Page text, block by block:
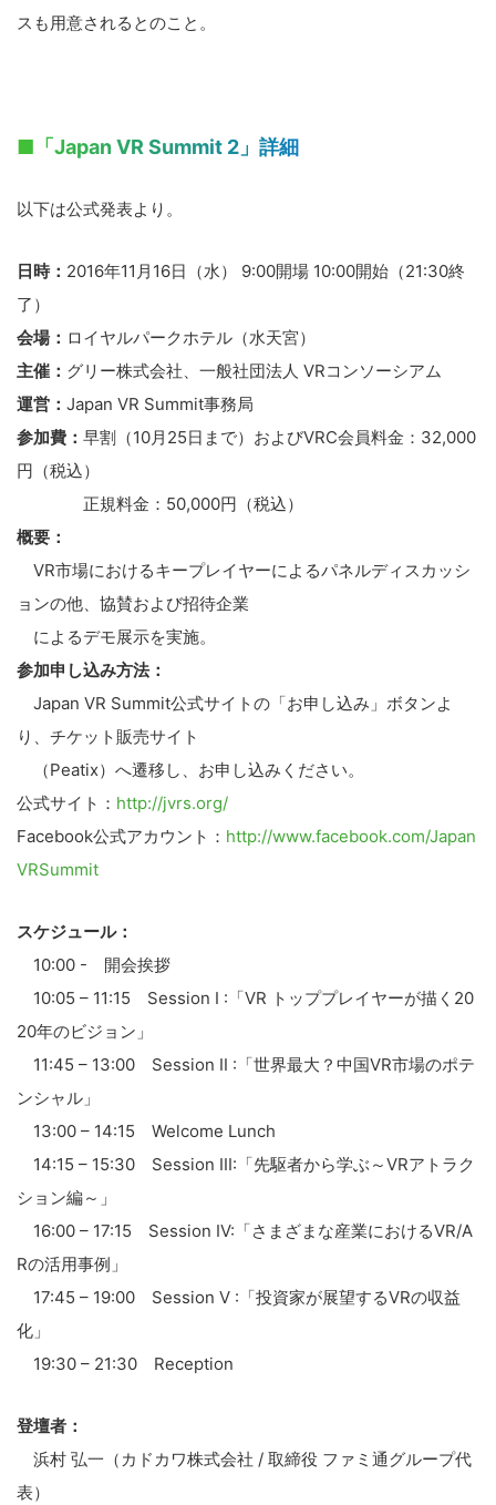
スも用意されるとのこと。
■「Japan VR Summit 2」詳細
以下は公式発表より。
日時： 2016年11月16日（水） 9:00開場 10:00開始（21:30終
了）
会場： ロイヤルパークホテル（水天宮）
主催： グリー株式会社、一般社団法人 VRコンソーシアム
運営： Japan VR Summit事務局
参加費： 早割（10月25日まで）およびVRC会員料金：32,000
円（税込）
正規料金：50,000円（税込）
概要：
VR市場におけるキープレイヤーによるパネルディスカッシ
ョンの他、協賛および招待企業
によるデモ展示を実施。
参加申し込み方法：
Japan VR Summit公式サイトの「お申し込み」ボタンよ
り、チケット販売サイト
（Peatix）へ遷移し、お申し込みください。
公式サイト： http://jvrs.org/
Facebook公式アカウント： http://www.facebook.com/Japan
VRSummit
スケジュール：
10:00 - 開会挨拶
10:05 – 11:15 Session I :「VR トッププレイヤーが描く20
20年のビジョン」
11:45 – 13:00 Session II :「世界最大？中国VR市場のポテ
ンシャル」
13:00 – 14:15 Welcome Lunch
14:15 – 15:30 Session III:「先駆者から学ぶ～VRアトラク
ション編～」
16:00 – 17:15 Session IV:「さまざまな産業におけるVR/A
Rの活用事例」
17:45 – 19:00 Session V :「投資家が展望するVRの収益
化」
19:30 – 21:30 Reception
登壇者：
浜村 弘一（カドカワ株式会社 / 取締役 ファミ通グループ代
表）